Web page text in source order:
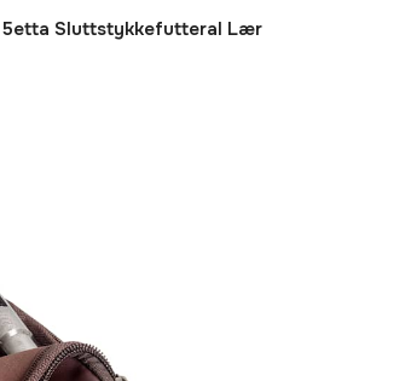
5etta Sluttstykkefutteral Lær